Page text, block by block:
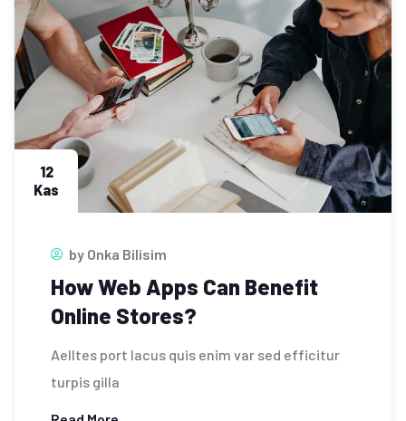
12
Kas
by Onka Bilisim
How Web Apps Can Benefit
Online Stores?
Aelltes port lacus quis enim var sed efficitur
turpis gilla